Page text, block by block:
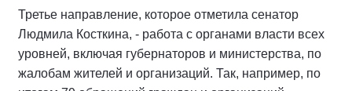
Третье направление, которое отметила сенатор
Людмила Косткина, - работа с органами власти всех
уровней, включая губернаторов и министерства, по
жалобам жителей и организаций. Так, например, по